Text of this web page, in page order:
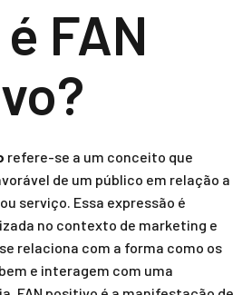
FAN
refere-se a um conceito que
de um público em relação a
serviço. Essa expressão é
no contexto de marketing e
relaciona com a forma como os
e interagem com uma